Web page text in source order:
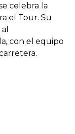
celebra la
el Tour. Su
con el equipo